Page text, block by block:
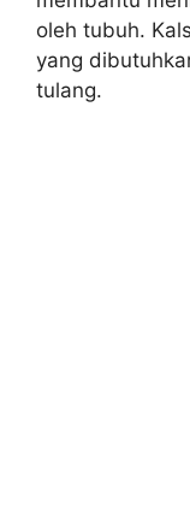
oleh tubuh.
yang
tulang.